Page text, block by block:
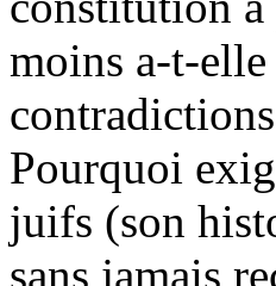
moins a-t-
Pourquoi
juifs (son
sans jamais